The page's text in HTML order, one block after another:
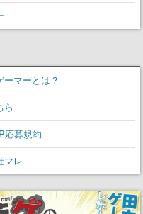
ーマーとは？
ら
応募規約
マレ